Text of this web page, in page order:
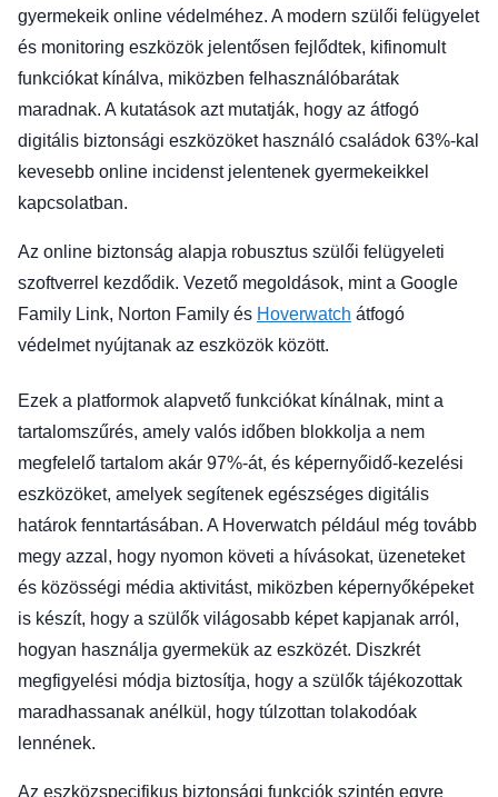
gyermekeik online védelméhez. A modern szülői felügyelet
és monitoring eszközök jelentősen fejlődtek, kifinomult
funkciókat kínálva, miközben felhasználóbarátak
maradnak. A kutatások azt mutatják, hogy az átfogó
digitális biztonsági eszközöket használó családok 63%-kal
kevesebb online incidenst jelentenek gyermekeikkel
kapcsolatban.
Az online biztonság alapja robusztus szülői felügyeleti
szoftverrel kezdődik. Vezető megoldások, mint a Google
Family Link, Norton Family és Hoverwatch átfogó
védelmet nyújtanak az eszközök között.
Ezek a platformok alapvető funkciókat kínálnak, mint a
tartalomszűrés, amely valós időben blokkolja a nem
megfelelő tartalom akár 97%-át, és képernyőidő-kezelési
eszközöket, amelyek segítenek egészséges digitális
határok fenntartásában. A Hoverwatch például még tovább
megy azzal, hogy nyomon követi a hívásokat, üzeneteket
és közösségi média aktivitást, miközben képernyőképeket
is készít, hogy a szülők világosabb képet kapjanak arról,
hogyan használja gyermekük az eszközét. Diszkrét
megfigyelési módja biztosítja, hogy a szülők tájékozottak
maradhassanak anélkül, hogy túlzottan tolakodóak
lennének.
Az eszközspecifikus biztonsági funkciók szintén egyre